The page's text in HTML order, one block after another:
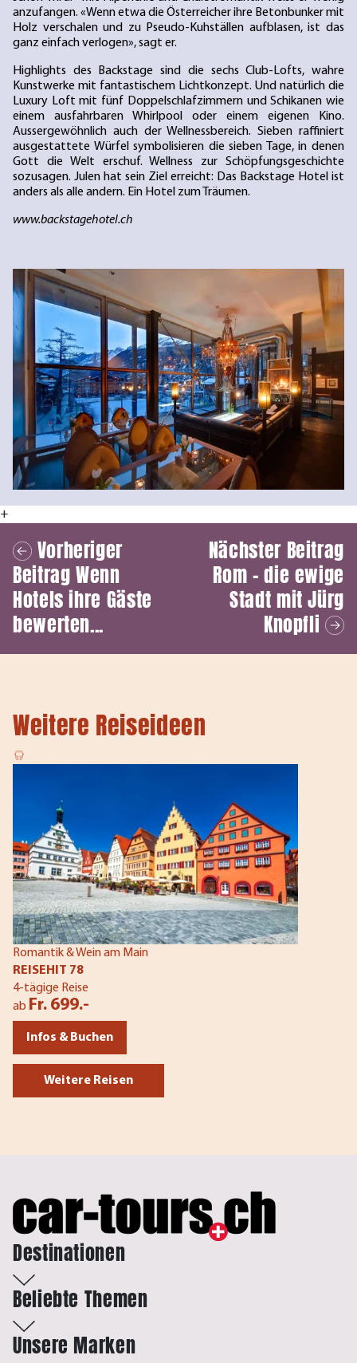
anzufangen. «Wenn etwa die Österreicher ihre Betonbunker mit
Holz verschalen und zu Pseudo-Kuhställen aufblasen, ist das
ganz einfach verlogen», sagt er.
Highlights des Backstage sind die sechs Club-Lofts, wahre
Kunstwerke mit fantastischem Lichtkonzept. Und natürlich die
Luxury Loft mit fünf Doppelschlafzimmern und Schikanen wie
einem ausfahrbaren Whirlpool oder einem eigenen Kino.
Aussergewöhnlich auch der Wellnessbereich. Sieben raffiniert
ausgestattete Würfel symbolisieren die sieben Tage, in denen
Gott die Welt erschuf. Wellness zur Schöpfungsgeschichte
sozusagen. Julen hat sein Ziel erreicht: Das Backstage Hotel ist
anders als alle andern. Ein Hotel zum Träumen.
www.backstagehotel.ch
+
Vorheriger
BeitragWenn
Hotels ihre Gäste
bewerten...
Nächster Beitrag
Rom - die ewige
Stadt mit Jürg
Knopfli
Weitere Reiseideen
Romantik & Wein am Main
REISEHIT 78
4-tägige Reise
ab Fr. 699.-
Infos & Buchen
Weitere Reisen
Destinationen
Beliebte Themen
Unsere Marken